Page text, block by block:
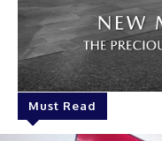
Must Read